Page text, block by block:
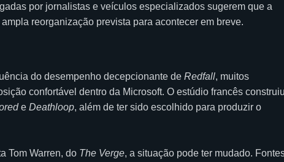
por jornalistas e veículos especializados sugerem que a
reorganização prevista para acontecer em breve.
do desempenho decepcionante de Redfall, muitos
confortável dentro da Microsoft. O estúdio francês construiu
e Deathloop, além de ter sido escolhido para produzir o
Tom Warren, do The Verge, a situação pode ter mudado.